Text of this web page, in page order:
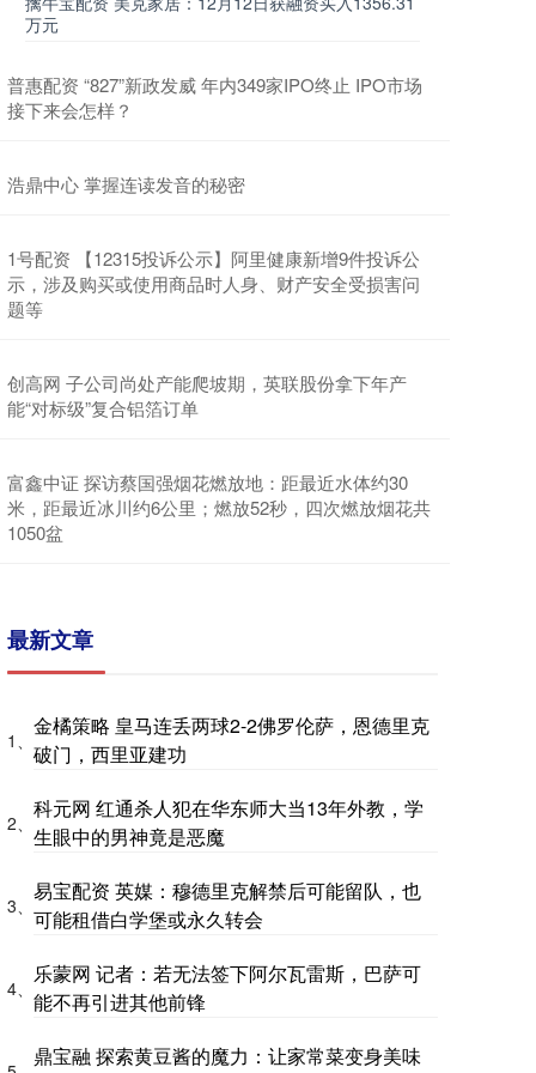
万元
普惠配资 “827”新政发威 年内349家IPO终止 IPO市场
接下来会怎样？
浩鼎中心 掌握连读发音的秘密
1号配资 【12315投诉公示】阿里健康新增9件投诉公
示，涉及购买或使用商品时人身、财产安全受损害问
题等
创高网 子公司尚处产能爬坡期，英联股份拿下年产
能“对标级”复合铝箔订单
富鑫中证 探访蔡国强烟花燃放地：距最近水体约30
米，距最近冰川约6公里；燃放52秒，四次燃放烟花共
1050盆
最新文章
1、
金橘策略 皇马连丢两球2-2佛罗伦萨，恩德里克
破门，西里亚建功
2、
科元网 红通杀人犯在华东师大当13年外教，学
生眼中的男神竟是恶魔
3、
易宝配资 英媒：穆德里克解禁后可能留队，也
可能租借白学堡或永久转会
4、
乐蒙网 记者：若无法签下阿尔瓦雷斯，巴萨可
能不再引进其他前锋
鼎宝融 探索黄豆酱的魔力：让家常菜变身美味